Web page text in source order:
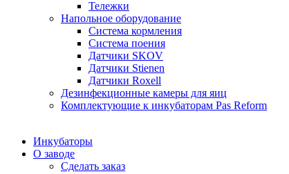
Тележки
Напольное оборудование
Система кормления
Система поения
Датчики SKOV
Датчики Stienen
Датчики Roxell
Дезинфекционные камеры для яиц
Комплектующие к инкубаторам Pas Reform
Инкубаторы
О заводе
Сделать заказ